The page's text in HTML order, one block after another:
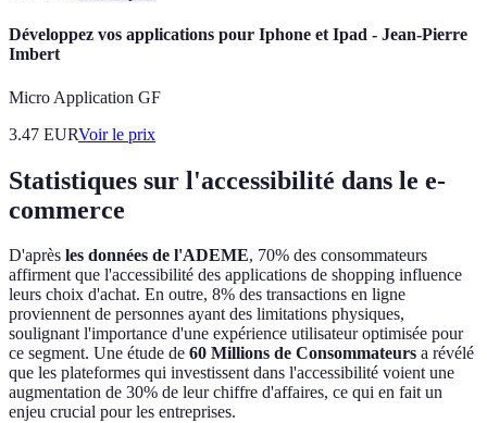
Développez vos applications pour Iphone et Ipad - Jean-Pierre
Imbert
Micro Application GF
3.47 EURVoir le prix
Statistiques sur l'accessibilité dans le e-
commerce
D'après les données de l'ADEME, 70% des consommateurs
affirment que l'accessibilité des applications de shopping influence
leurs choix d'achat. En outre, 8% des transactions en ligne
proviennent de personnes ayant des limitations physiques,
soulignant l'importance d'une expérience utilisateur optimisée pour
ce segment. Une étude de 60 Millions de Consommateurs a révélé
que les plateformes qui investissent dans l'accessibilité voient une
augmentation de 30% de leur chiffre d'affaires, ce qui en fait un
enjeu crucial pour les entreprises.